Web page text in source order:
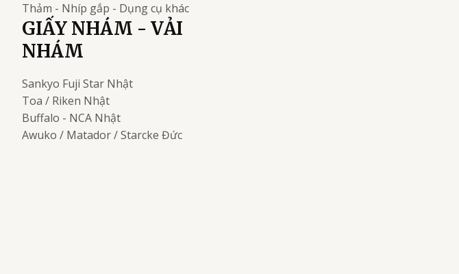
Thảm - Nhíp gắp - Dụng cụ khác
GIẤY NHÁM - VẢI
NHÁM
Sankyo Fuji Star Nhật
Toa / Riken Nhật
Buffalo - NCA Nhật
Awuko / Matador / Starcke Đức